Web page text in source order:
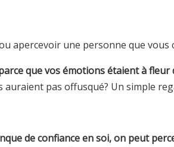
apercevoir une personne que vous
que vos émotions étaient à fleur
auraient pas offusqué? Un simple
de confiance en soi, on peut